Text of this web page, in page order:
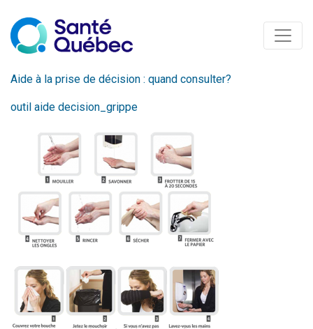
Aide à la prise de décision : quand consulter?
outil aide decision_grippe